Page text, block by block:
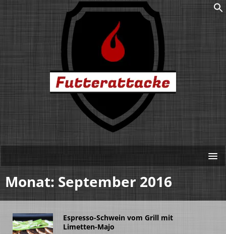
Monat: September 2016
Espresso-Schwein vom Grill mit
Limetten-Majo